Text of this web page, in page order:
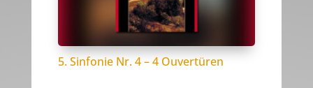
5. Sinfonie Nr. 4 – 4 Ouvertüren